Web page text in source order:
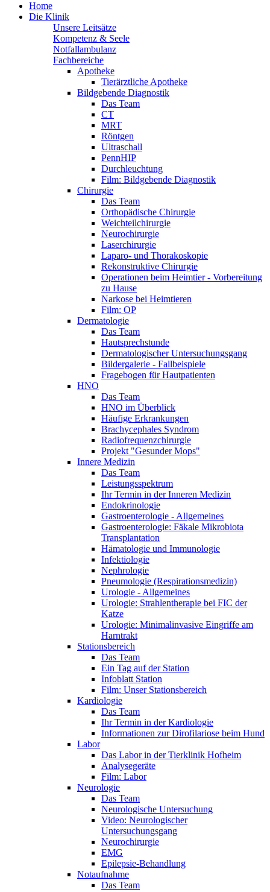
Home
Die Klinik
Unsere Leitsätze
Kompetenz & Seele
Notfallambulanz
Fachbereiche
Apotheke
Tierärztliche Apotheke
Bildgebende Diagnostik
Das Team
CT
MRT
Röntgen
Ultraschall
PennHIP
Durchleuchtung
Film: Bildgebende Diagnostik
Chirurgie
Das Team
Orthopädische Chirurgie
Weichteilchirurgie
Neurochirurgie
Laserchirurgie
Laparo- und Thorakoskopie
Rekonstruktive Chirurgie
Operationen beim Heimtier - Vorbereitung
zu Hause
Narkose bei Heimtieren
Film: OP
Dermatologie
Das Team
Hautsprechstunde
Dermatologischer Untersuchungsgang
Bildergalerie - Fallbeispiele
Fragebogen für Hautpatienten
HNO
Das Team
HNO im Überblick
Häufige Erkrankungen
Brachycephales Syndrom
Radiofrequenzchirurgie
Projekt "Gesunder Mops"
Innere Medizin
Das Team
Leistungsspektrum
Ihr Termin in der Inneren Medizin
Endokrinologie
Gastroenterologie - Allgemeines
Gastroenterologie: Fäkale Mikrobiota
Transplantation
Hämatologie und Immunologie
Infektiologie
Nephrologie
Pneumologie (Respirationsmedizin)
Urologie - Allgemeines
Urologie: Strahlentherapie bei FIC der
Katze
Urologie: Minimalinvasive Eingriffe am
Harntrakt
Stationsbereich
Das Team
Ein Tag auf der Station
Infoblatt Station
Film: Unser Stationsbereich
Kardiologie
Das Team
Ihr Termin in der Kardiologie
Informationen zur Dirofilariose beim Hund
Labor
Das Labor in der Tierklinik Hofheim
Analysegeräte
Film: Labor
Neurologie
Das Team
Neurologische Untersuchung
Video: Neurologischer
Untersuchungsgang
Neurochirurgie
EMG
Epilepsie-Behandlung
Notaufnahme
Das Team